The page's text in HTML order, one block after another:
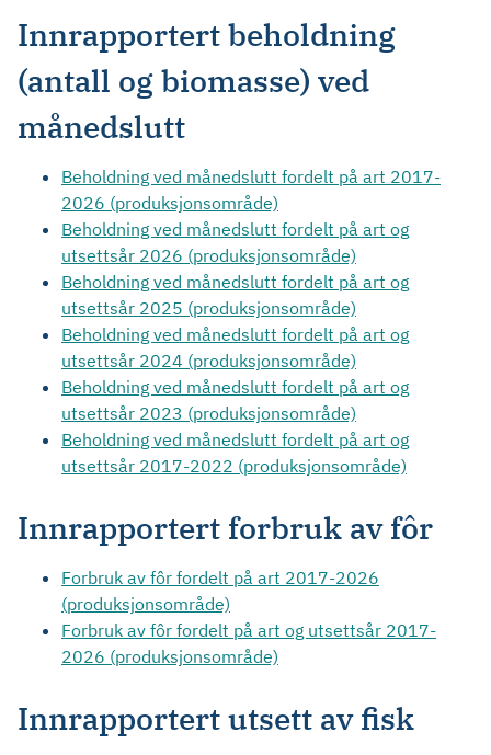
Innrapportert beholdning
(antall og biomasse) ved
månedslutt
Beholdning ved månedslutt fordelt på art 2017-
2026 (produksjonsområde)
Beholdning ved månedslutt fordelt på art og
utsettsår 2026 (produksjonsområde)
Beholdning ved månedslutt fordelt på art og
utsettsår 2025 (produksjonsområde)
Beholdning ved månedslutt fordelt på art og
utsettsår 2024 (produksjonsområde)
Beholdning ved månedslutt fordelt på art og
utsettsår 2023 (produksjonsområde)
Beholdning ved månedslutt fordelt på art og
utsettsår 2017-2022 (produksjonsområde)
Innrapportert forbruk av fôr
Forbruk av fôr fordelt på art 2017-2026
(produksjonsområde)
Forbruk av fôr fordelt på art og utsettsår 2017-
2026 (produksjonsområde)
Innrapportert utsett av fisk